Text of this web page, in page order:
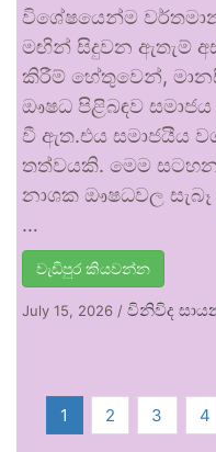
විශේෂයෙන්ම
මඟින් සිදුවන ඇතැම්
කිරීම් හේතුවෙන්,
ඖෂධ පිළිබඳව
වී ඇත.එය සමාජයීය
තත්වයකි. මෙම
නාශක ඖෂධවල සැබෑ
…
වැඩිපුර කියවන්න
July 15, 2026 / විනිවිද
1 2 3 4